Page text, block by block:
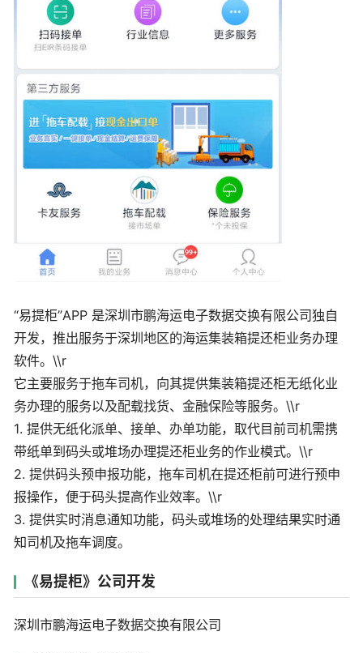
“易提柜”APP 是深圳市鹏海运电子数据交换有限公司独自
开发，推出服务于深圳地区的海运集装箱提还柜业务办理
软件。\\r
它主要服务于拖车司机，向其提供集装箱提还柜无纸化业
务办理的服务以及配载找货、金融保险等服务。\\r
1. 提供无纸化派单、接单、办单功能，取代目前司机需携
带纸单到码头或堆场办理提还柜业务的作业模式。\\r
2. 提供码头预申报功能，拖车司机在提还柜前可进行预申
报操作，便于码头提高作业效率。\\r
3. 提供实时消息通知功能，码头或堆场的处理结果实时通
知司机及拖车调度。
《易提柜》公司开发
深圳市鹏海运电子数据交换有限公司